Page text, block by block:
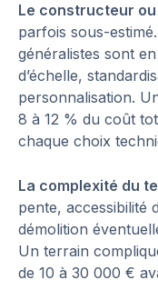
Le constructeur
parfois sous-
généralistes sont
d’échelle,
personnalisation.
8 à 12 % du coût
chaque choix
La complexité du
pente, accessibilité
démolition
Un terrain
de 10 à 30 000 €